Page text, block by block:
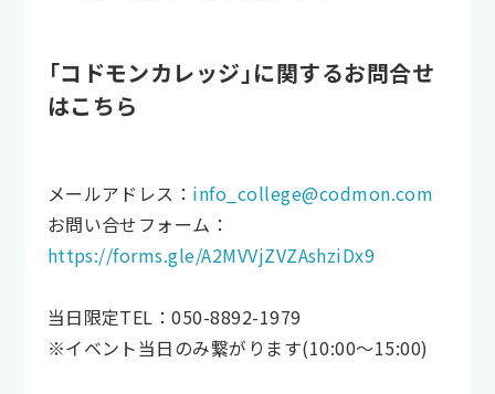
「コドモンカレッジ」に関するお問合せ
はこちら
メールアドレス： info_college@codmon.com
お問い合せフォーム：
https://forms.gle/A2MVVjZVZAshziDx9
当日限定TEL：050-8892-1979
※イベント当日のみ繋がります(10:00～15:00)